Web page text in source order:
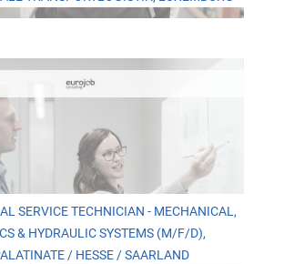
SERVICE TECHNICIAN - MECHANICAL,
& HYDRAULIC SYSTEMS (M/F/D),
/ HESSE / SAARLAND